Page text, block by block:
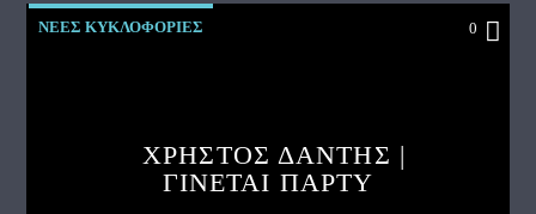
ΝΕΕΣ ΚΥΚΛΟΦΟΡΙΕΣ 0
ΧΡΗΣΤΟΣ ΔΑΝΤΗΣ |
ΓΙΝΕΤΑΙ ΠΑΡΤΥ